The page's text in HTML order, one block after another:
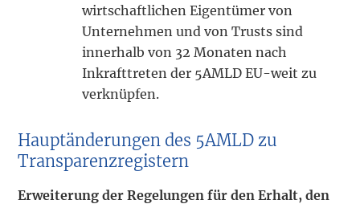
wirtschaftlichen Eigentümer von
Unternehmen und von Trusts sind
innerhalb von 32 Monaten nach
Inkrafttreten der 5AMLD EU-weit zu
verknüpfen.
Hauptänderungen des 5AMLD zu
Transparenzregistern
Erweiterung der Regelungen für den Erhalt, den